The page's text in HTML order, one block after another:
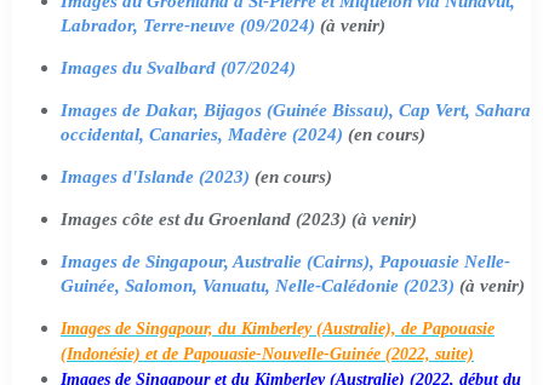
Labrador, Terre-neuve (09/2024) (à venir)
Images du Svalbard (07/2024)
Images de Dakar, Bijagos (Guinée Bissau), Cap Vert, Sahara
occidental, Canaries, Madère (2024) (en cours)
Images d'Islande (2023) (en cours)
Images côte est du Groenland (2023) (à venir)
Images de Singapour, Australie (Cairns), Papouasie Nelle-
Guinée, Salomon, Vanuatu, Nelle-Calédonie (2023) (à venir)
Images de Singapour, du Kimberley (Australie), de Papouasie
(Indonésie) et de Papouasie-Nouvelle-Guinée (2022, suite)
Images de Singapour et du Kimberley (Australie) (2022, début du